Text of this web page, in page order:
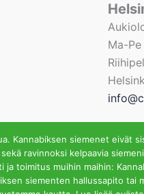
Ma-Pe
Siemeniä
Kannabiksen siemenet eivät
ravinnoksi kelpaavia
toimitus muihin maihin:
siementen hallussapito